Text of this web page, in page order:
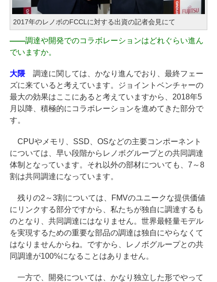
2017年のレノボのFCCLに対する出資の記者会見にて
――調達や開発でのコラボレーションはどれぐらい進ん
でいますか。
大隈 調達に関しては、かなり進んでおり、最終フェー
ズに来ていると考えています。ジョイントベンチャーの
最大の効果はここにあると考えていますから、2018年5
月以降、積極的にコラボレーションを進めてきた部分で
す。
CPUやメモリ、SSD、OSなどの主要コンポーネント
については、早い段階からレノボグループとの共同調達
体制となっています。それ以外の部材についても、7～8
割は共同調達になっています。
残りの2～3割については、FMVのユニークな提供価値
にリンクする部分ですから、私たちが独自に調達するも
のとなり、共同調達にはなりません。世界最軽量モデル
を実現するための重要な部品の調達は独自にやらなくて
はなりませんからね。ですから、レノボグループとの共
同調達が100%になることはありません。
一方で、開発については、かなり独立した形でやって